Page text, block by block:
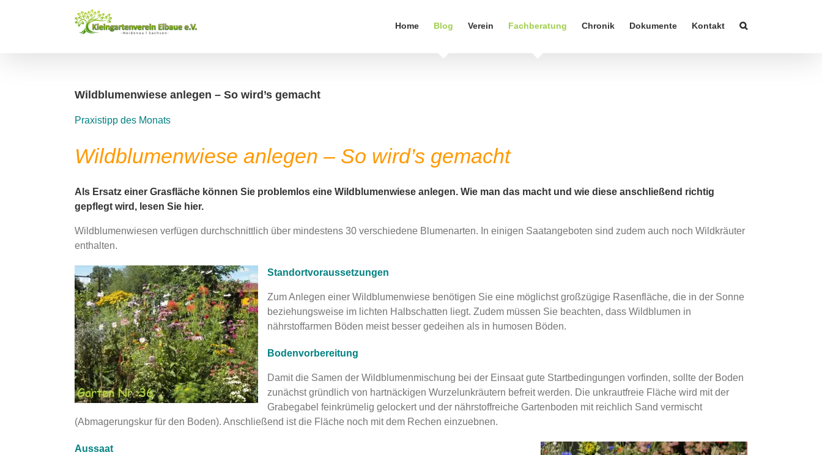
Home Blog Verein Fachberatung Chronik Dokumente Kontakt
Wildblumenwiese anlegen – So wird’s gemacht
Praxistipp des Monats
Wildblumenwiese anlegen – So wird’s gemacht
Als Ersatz einer Grasfläche können Sie problemlos eine Wildblumenwiese anlegen. Wie man das macht und wie diese anschließend richtig
gepflegt wird, lesen Sie hier.
Wildblumenwiesen verfügen durchschnittlich über mindestens 30 verschiedene Blumenarten. In einigen Saatangeboten sind zudem auch noch Wildkräuter
enthalten.
Standortvoraussetzungen
Zum Anlegen einer Wildblumenwiese benötigen Sie eine möglichst großzügige Rasenfläche, die in der Sonne
beziehungsweise im lichten Halbschatten liegt. Zudem müssen Sie beachten, dass Wildblumen in
nährstoffarmen Böden meist besser gedeihen als in humosen Böden.
Bodenvorbereitung
Damit die Samen der Wildblumenmischung bei der Einsaat gute Startbedingungen vorfinden, sollte der Boden
zunächst gründlich von hartnäckigen Wurzelunkräutern befreit werden. Die unkrautfreie Fläche wird mit der
Grabegabel feinkrümelig gelockert und der nährstoffreiche Gartenboden mit reichlich Sand vermischt
(Abmagerungskur für den Boden). Anschließend ist die Fläche noch mit dem Rechen einzuebnen.
Aussaat